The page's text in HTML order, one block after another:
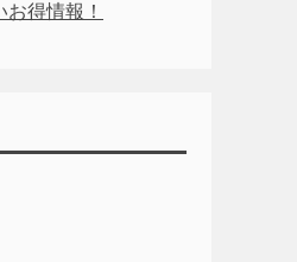
得情報！